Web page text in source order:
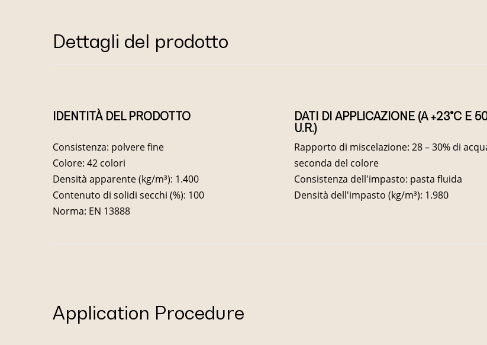
Dettagli del prodotto
IDENTITÀ DEL PRODOTTO
Consistenza: polvere fine
Colore: 42 colori
Densità apparente (kg/m³): 1.400
Contenuto di solidi secchi (%): 100
Norma: EN 13888
DATI DI APPLICAZIONE (A +23°C E
U.R.)
Rapporto di miscelazione: 28 – 30% di
seconda del colore
Consistenza dell'impasto: pasta fluida
Densità dell'impasto (kg/m³): 1.980
Application Procedure